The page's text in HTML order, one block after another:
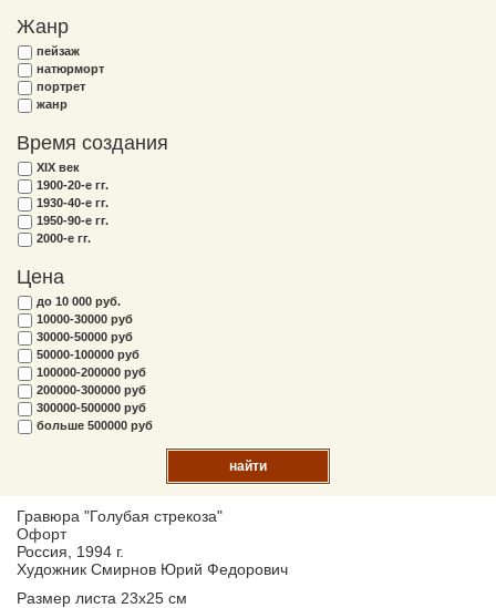
Жанр
пейзаж
натюрморт
портрет
жанр
Время создания
XIX век
1900-20-е гг.
1930-40-е гг.
1950-90-е гг.
2000-е гг.
Цена
до 10 000 руб.
10000-30000 руб
30000-50000 руб
50000-100000 руб
100000-200000 руб
200000-300000 руб
300000-500000 руб
больше 500000 руб
найти
Гравюра "Голубая стрекоза"
Офорт
Россия, 1994 г.
Художник Смирнов Юрий Федорович
Размер листа 23х25 см